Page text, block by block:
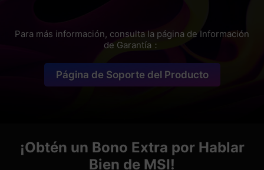
Para más información, consulta la página de Información
de Garantía：
Página de Soporte del Producto
¡Obtén un Bono Extra por Hablar
Bien de MSI!